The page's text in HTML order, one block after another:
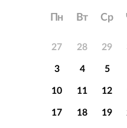
Пн Вт Ср
27 28 29
3
4 5
10
11 12
17
18 19